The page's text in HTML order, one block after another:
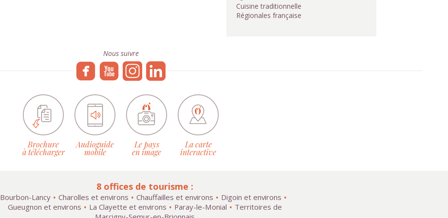
Cuisine traditionnelle
Régionales française
Nous suivre
Brochure
à télécharger
Audioguide
mobile
Le pays
en image
La carte
interactive
8 offices de tourisme :
Bourbon-Lancy Charolles et environs Chauffailles et environs
Digoin et environs
Gueugnon et environs
La Clayette et environs Paray-le-Monial
Territoires de